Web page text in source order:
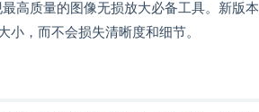
高质量的图像无损放大必备工具。新版本
，而不会损失清晰度和细节。